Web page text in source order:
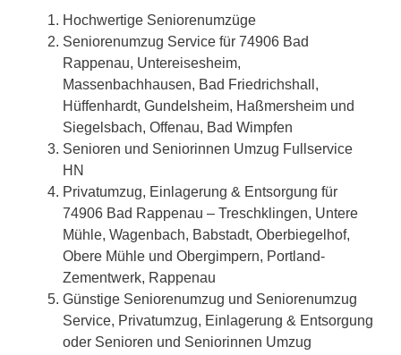
Hochwertige Seniorenumzüge
Seniorenumzug Service für 74906 Bad
Rappenau, Untereisesheim,
Massenbachhausen, Bad Friedrichshall,
Hüffenhardt, Gundelsheim, Haßmersheim und
Siegelsbach, Offenau, Bad Wimpfen
Senioren und Seniorinnen Umzug Fullservice
HN
Privatumzug, Einlagerung & Entsorgung für
74906 Bad Rappenau – Treschklingen, Untere
Mühle, Wagenbach, Babstadt, Oberbiegelhof,
Obere Mühle und Obergimpern, Portland-
Zementwerk, Rappenau
Günstige Seniorenumzug und Seniorenumzug
Service, Privatumzug, Einlagerung & Entsorgung
oder Senioren und Seniorinnen Umzug